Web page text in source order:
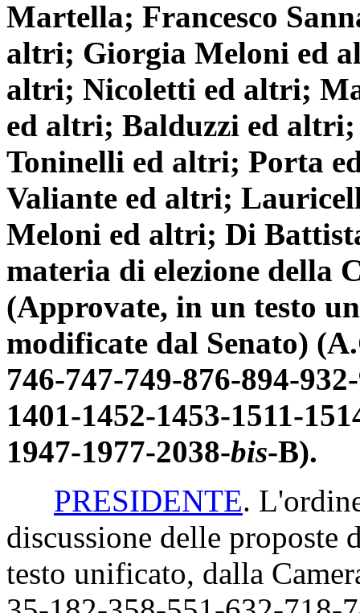
Martella; Francesco
altri; Giorgia Meloni ed
altri; Nicoletti ed altri;
ed altri; Balduzzi ed
Toninelli ed altri; Porta
Valiante ed altri;
Meloni ed altri; Di
materia di elezione della
(Approvate, in un testo
modificate dal Senato)
746-747-749-876-894-
1401-1452-1453-1511-
1947-1977-2038-bis-B).
PRESIDENTE.
discussione delle proposte
testo unificato, dalla